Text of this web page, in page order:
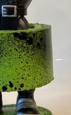
/ APERÇU